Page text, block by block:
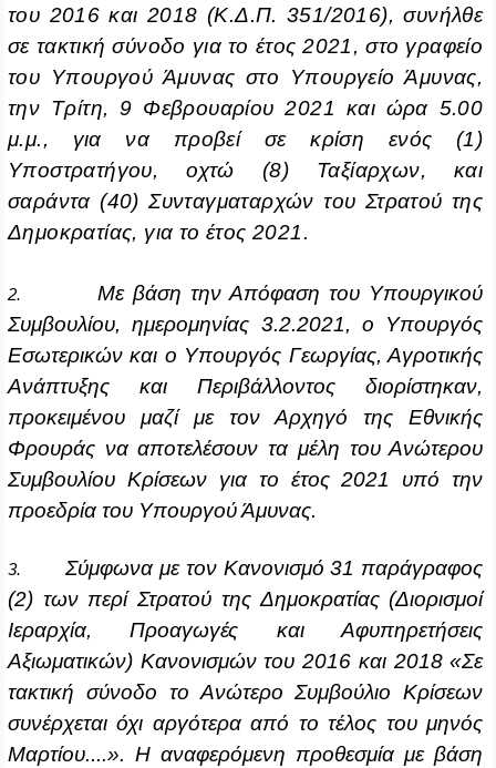
του 2016 και 2018 (Κ.Δ.Π. 351/2016), συνήλθε
σε τακτική σύνοδο για το έτος 2021, στο γραφείο
του Υπουργού Άμυνας στο Υπουργείο Άμυνας,
την Τρίτη, 9 Φεβρουαρίου 2021 και ώρα 5.00
μ.μ., για να προβεί σε κρίση ενός (1)
Υποστρατήγου, οχτώ (8) Ταξίαρχων, και
σαράντα (40) Συνταγματαρχών του Στρατού της
Δημοκρατίας, για το έτος 2021.
2.
Με βάση την Απόφαση του Υπουργικού
Συμβουλίου, ημερομηνίας 3.2.2021, ο Υπουργός
Εσωτερικών και ο Υπουργός Γεωργίας, Αγροτικής
Ανάπτυξης και Περιβάλλοντος διορίστηκαν,
προκειμένου μαζί με τον Αρχηγό της Εθνικής
Φρουράς να αποτελέσουν τα μέλη του Ανώτερου
Συμβουλίου Κρίσεων για το έτος 2021 υπό την
προεδρία του Υπουργού Άμυνας.
3.
Σύμφωνα με τον Κανονισμό 31 παράγραφος
(2) των περί Στρατού της Δημοκρατίας (Διορισμοί
Ιεραρχία, Προαγωγές και Αφυπηρετήσεις
Αξιωματικών) Κανονισμών του 2016 και 2018 «Σε
τακτική σύνοδο το Ανώτερο Συμβούλιο Κρίσεων
συνέρχεται όχι αργότερα από το τέλος του μηνός
Μαρτίου....». H αναφερόμενη προθεσμία με βάση